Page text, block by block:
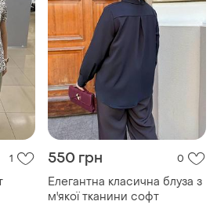
1 550 грн 0
Елегантна класична блуза з
м'якої тканини софт